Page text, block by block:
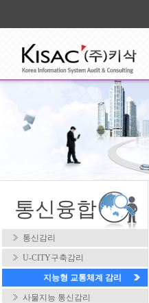
통신융합
통신감리
U-CITY구축감리
지능형 교통체계 감리
사물지능 통신감리